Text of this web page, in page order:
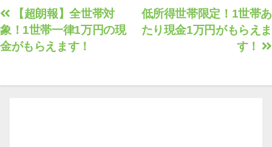
投
稿
ナ
ゲ
低所得世帯限定！1世帯あ
たり現金1万円がもらえま
す！
【超朗報】全世帯対
象！1世帯一律1万円の現
金がもらえます！